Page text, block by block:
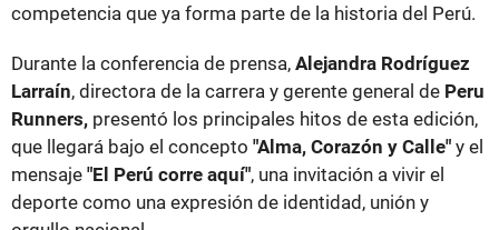
competencia que ya forma parte de la historia del Perú.
Durante la conferencia de prensa, Alejandra Rodríguez
Larraín, directora de la carrera y gerente general de Peru
Runners, presentó los principales hitos de esta edición,
que llegará bajo el concepto "Alma, Corazón y Calle" y el
mensaje "El Perú corre aquí", una invitación a vivir el
deporte como una expresión de identidad, unión y